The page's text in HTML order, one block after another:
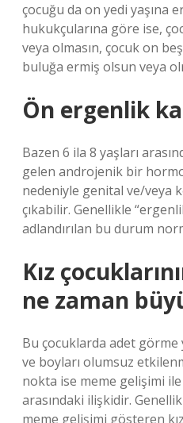
çocuğu da on yedi yaşına
hukukçularına göre ise,
veya olmasın, çocuk on
buluğa ermiş olsun veya
Ön ergenlik
Bazen 6 ila 8 yaşları
gelen androjenik bir
nedeniyle genital ve/veya
çıkabilir. Genellikle
adlandırılan bu durum
Kız
ne zaman
Bu çocuklarda adet görme
ve boyları olumsuz
nokta ise meme gelişimi
arasındaki ilişkidir.
meme gelişimi gösteren